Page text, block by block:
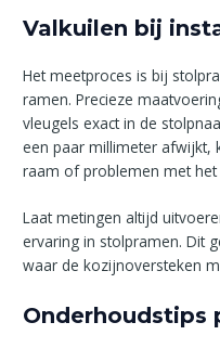
Valkuilen bij
Het meetproces is bij
ramen. Precieze
vleugels exact in de
een paar millimeter afwijkt,
raam of problemen met het
Laat metingen altijd
ervaring in stolpramen. Dit
waar de kozijnoversteken
Onderhoudstips